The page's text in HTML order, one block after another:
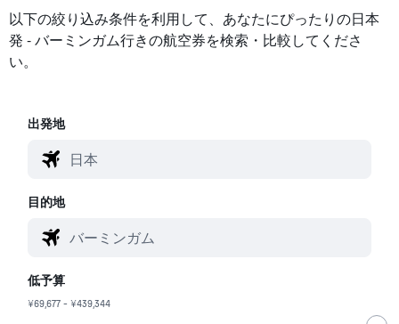
以下の絞り込み条件を利用して、あなたにぴったりの日本
発 - バーミンガム行きの航空券を検索・比較してくださ
い。
出発地
目的地
低予算
¥69,677 - ¥439,344